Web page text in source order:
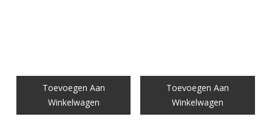
Toevoegen Aan
Winkelwagen
Toevoegen Aan
Winkelwagen